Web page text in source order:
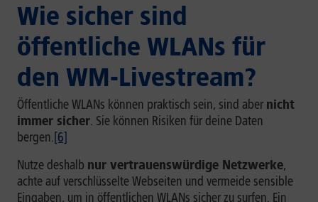
Wie sicher sind
öffentliche WLANs für
den WM-Livestream?
Öffentliche WLANs können praktisch sein, sind aber nicht
immer sicher. Sie können Risiken für deine Daten
bergen.[6]
Nutze deshalb nur vertrauenswürdige Netzwerke,
achte auf verschlüsselte Webseiten und vermeide sensible
Eingaben, um in öffentlichen WLANs sicher zu surfen. Ein